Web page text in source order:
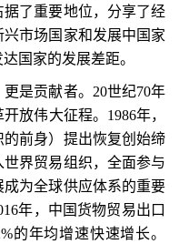
了重要地位，分享了经
市场国家和发展中国家
国家的发展差距。
是贡献者。20世纪70年
放伟大征程。1986年，
前身）提出恢复创始缔
界贸易组织，全面参与
为全球供应体系的重要
年，中国货物贸易出口
的年均增速快速增长。